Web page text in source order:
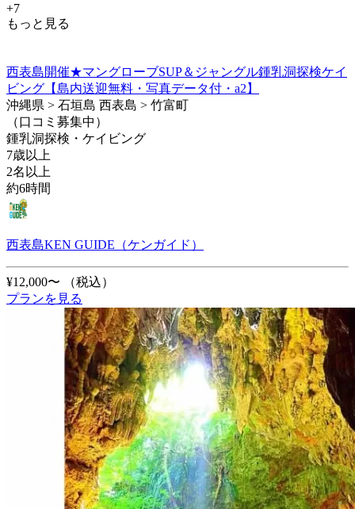
+7
もっと見る
西表島開催★マングローブSUP＆ジャングル鍾乳洞探検ケイ
ビング【島内送迎無料・写真データ付・a2】
沖縄県 > 石垣島 西表島 > 竹富町
（口コミ募集中）
鍾乳洞探検・ケイビング
7歳以上
2名以上
約6時間
西表島KEN GUIDE（ケンガイド）
¥12,000〜
（税込）
プランを見る